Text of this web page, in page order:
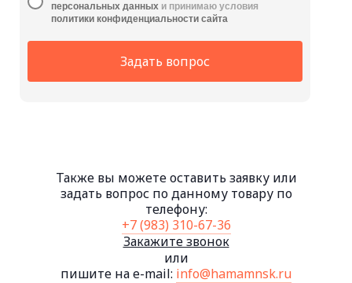
персональных данных и принимаю условия
политики конфиденциальности сайта
Задать вопрос
Также вы можете оставить заявку или
задать вопрос по данному товару по
телефону:
+7 (983) 310-67-36
Закажите звонок
или
пишите на e-mail: info@hamamnsk.ru